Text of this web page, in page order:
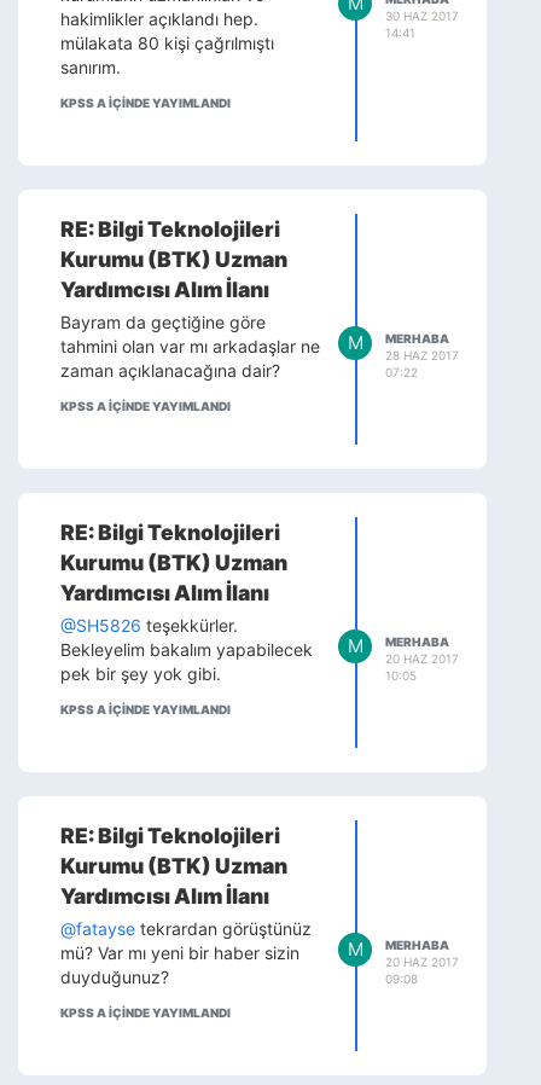
hakimlikler açıklandı hep.
mülakata 80 kişi çağrılmıştı
sanırım.
KPSS A IÇINDE YAYIMLANDI
30 HAZ 2017
14:41
RE: Bilgi Teknolojileri
Kurumu (BTK) Uzman
Yardımcısı Alım İlanı
Bayram da geçtiğine göre
tahmini olan var mı arkadaşlar ne
zaman açıklanacağına dair?
KPSS A IÇINDE YAYIMLANDI
M
MERHABA
28 HAZ 2017
07:22
RE: Bilgi Teknolojileri
Kurumu (BTK) Uzman
Yardımcısı Alım İlanı
@SH5826 teşekkürler.
Bekleyelim bakalım yapabilecek
pek bir şey yok gibi.
KPSS A IÇINDE YAYIMLANDI
M
MERHABA
20 HAZ 2017
10:05
RE: Bilgi Teknolojileri
Kurumu (BTK) Uzman
Yardımcısı Alım İlanı
@fatayse tekrardan görüştünüz
mü? Var mı yeni bir haber sizin
duyduğunuz?
KPSS A IÇINDE YAYIMLANDI
M
MERHABA
20 HAZ 2017
09:08